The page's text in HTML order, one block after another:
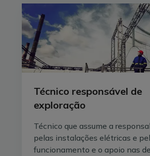
Técnico responsável de
exploração
Técnico que assume a
pelas instalações elétricas e
funcionamento e o apoio nas